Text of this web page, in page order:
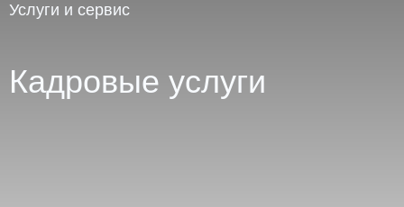
Услуги и сервис
Кадровые услуги